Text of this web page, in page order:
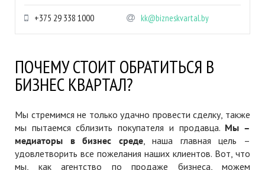
+375 29 338 1000 kk@bizneskvartal.by
ПОЧЕМУ СТОИТ ОБРАТИТЬСЯ В
БИЗНЕС КВАРТАЛ?
Мы стремимся не только удачно провести сделку, также
мы пытаемся сблизить покупателя и продавца. Мы –
медиаторы в бизнес среде, наша главная цель –
удовлетворить все пожелания наших клиентов. Вот, что
мы, как агентство по продаже бизнеса, можем